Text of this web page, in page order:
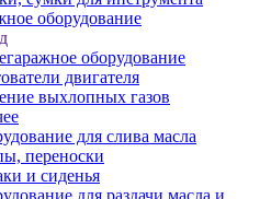
оборудование
оборудование
двигателя
выхлопных газов
для слива масла
переноски
и сиденья
для раздачи масла и